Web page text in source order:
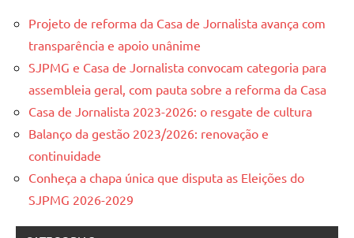
Projeto de reforma da Casa de Jornalista avança com
transparência e apoio unânime
SJPMG e Casa de Jornalista convocam categoria para
assembleia geral, com pauta sobre a reforma da Casa
Casa de Jornalista 2023-2026: o resgate de cultura
Balanço da gestão 2023/2026: renovação e
continuidade
Conheça a chapa única que disputa as Eleições do
SJPMG 2026-2029